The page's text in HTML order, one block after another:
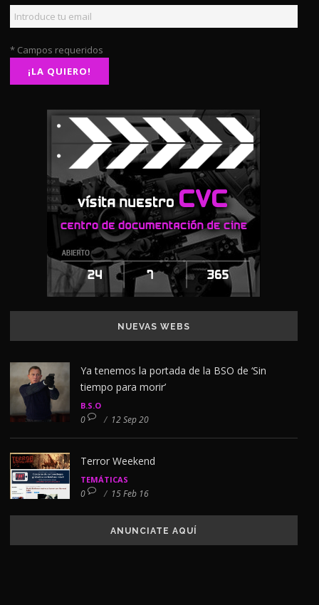
* Campos requeridos
NUEVAS WEBS
Ya tenemos la portada de la BSO de ‘Sin
tiempo para morir’
B.S.O
0 / 12 Sep 20
Terror Weekend
TEMÁTICAS
0 / 15 Feb 16
ANUNCIATE AQUÍ